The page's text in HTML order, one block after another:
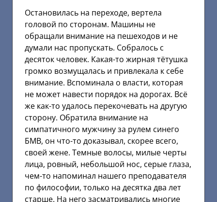
Остановилась на переходе, вертела
головой по сторонам. Машины не
обращали внимание на пешеходов и не
думали нас пропускать. Собралось с
десяток человек. Какая-то жирная тётушка
громко возмущалась и привлекала к себе
внимание. Вспоминала о власти, которая
не может навести порядок на дорогах. Всё
же как-то удалось перекочевать на другую
сторону. Обратила внимание на
симпатичного мужчину за рулем синего
БМВ, он что-то доказывал, скорее всего,
своей жене. Темные волосы, милые черты
лица, ровный, небольшой нос, серые глаза,
чем-то напоминал нашего преподавателя
по философии, только на десятка два лет
старше. На него засматривались многие